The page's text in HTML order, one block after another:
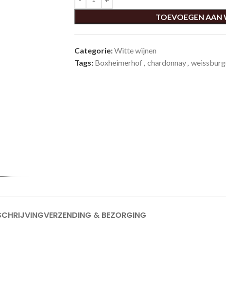
TOEVOEGEN AAN
Categorie:Witte wijnen
Tags: Boxheimerhof, chardonnay,
VERZENDING & BEZORGING